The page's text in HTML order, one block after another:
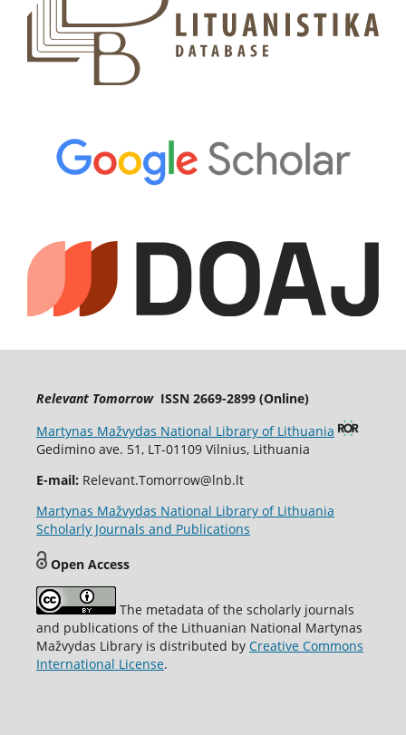
Relevant TomorrowISSN 2669-2899 (Online)
Martynas Mažvydas National Library of Lithuania
Gedimino ave. 51, LT-01109 Vilnius, Lithuania
E-mail: Relevant.Tomorrow@lnb.lt
Martynas Mažvydas National Library of Lithuania
Scholarly Journals and Publications
Open Access
The metadata of the scholarly journals
and publications of the Lithuanian National Martynas
Mažvydas Library is distributed by Creative Commons
International License.